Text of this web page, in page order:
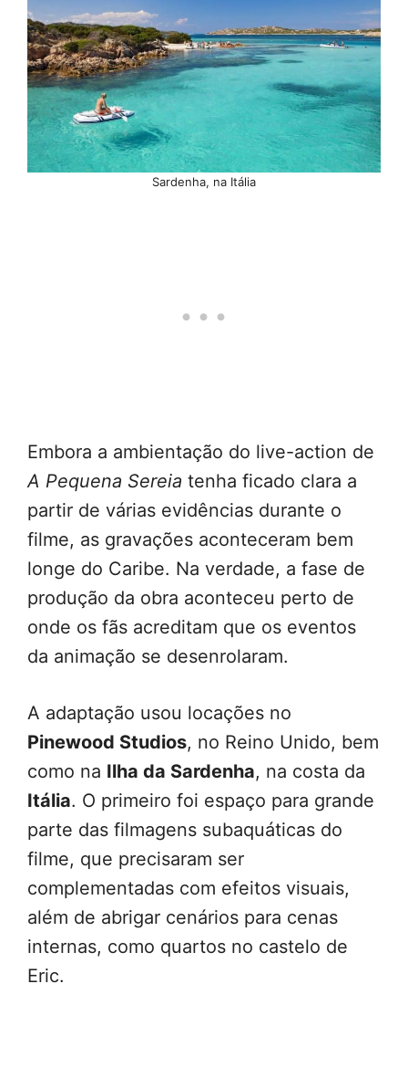
Sardenha, na Itália
Embora a ambientação do live-action de
A Pequena Sereia tenha ficado clara a
partir de várias evidências durante o
filme, as gravações aconteceram bem
longe do Caribe. Na verdade, a fase de
produção da obra aconteceu perto de
onde os fãs acreditam que os eventos
da animação se desenrolaram.
A adaptação usou locações no
Pinewood Studios, no Reino Unido, bem
como na Ilha da Sardenha, na costa da
Itália. O primeiro foi espaço para grande
parte das filmagens subaquáticas do
filme, que precisaram ser
complementadas com efeitos visuais,
além de abrigar cenários para cenas
internas, como quartos no castelo de
Eric.